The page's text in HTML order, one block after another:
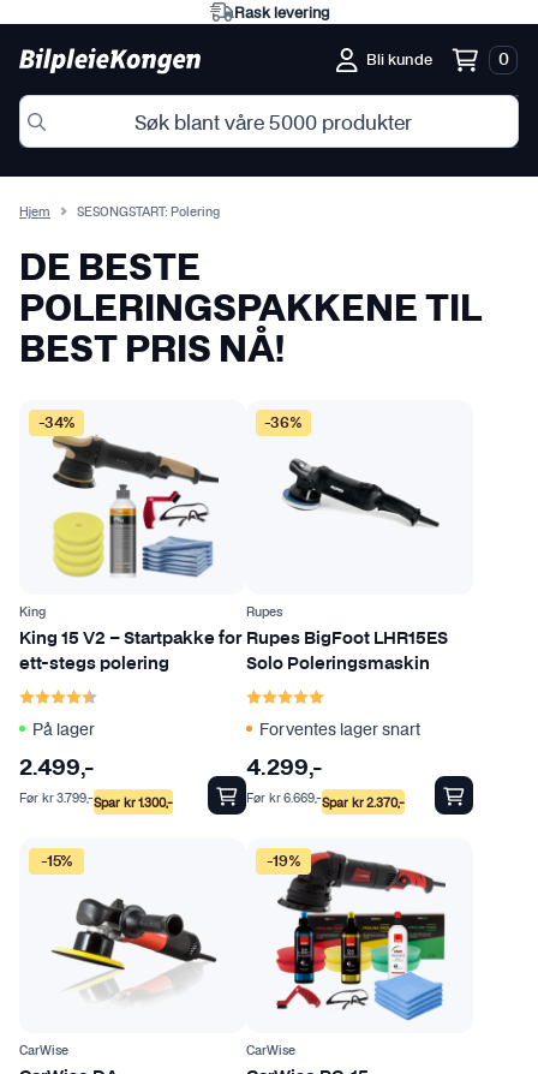
Eksperter på norske forhold
Bli kunde 0
Hjem SESONGSTART: Polering
DE BESTE
POLERINGSPAKKENE TIL
BEST PRIS NÅ!
-34%
King
King 15 V2 – Startpakke for
ett-stegs polering
Karakter:
På lager
2.499,-
Spar kr1.300,-
Før kr3.799,-
-36%
Rupes
Rupes BigFoot LHR15ES
Solo Poleringsmaskin
Karakter:
Forventes lager snart
4.299,-
Spar kr2.370,-
Før kr6.669,-
-15%
CarWise
-19%
CarWise